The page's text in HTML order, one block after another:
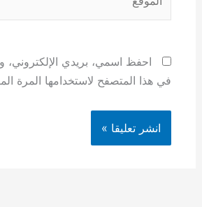
احفظ اسمي، بريدي الإلكتروني،
في هذا المتصفح لاستخدامها المرة